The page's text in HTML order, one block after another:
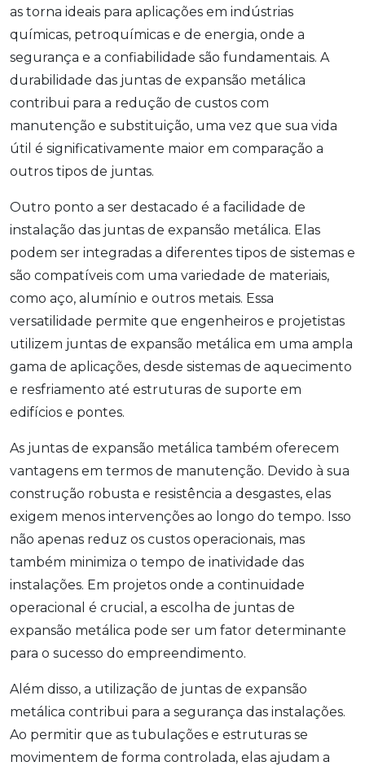
as torna ideais para aplicações em indústrias
químicas, petroquímicas e de energia, onde a
segurança e a confiabilidade são fundamentais. A
durabilidade das juntas de expansão metálica
contribui para a redução de custos com
manutenção e substituição, uma vez que sua vida
útil é significativamente maior em comparação a
outros tipos de juntas.
Outro ponto a ser destacado é a facilidade de
instalação das juntas de expansão metálica. Elas
podem ser integradas a diferentes tipos de sistemas e
são compatíveis com uma variedade de materiais,
como aço, alumínio e outros metais. Essa
versatilidade permite que engenheiros e projetistas
utilizem juntas de expansão metálica em uma ampla
gama de aplicações, desde sistemas de aquecimento
e resfriamento até estruturas de suporte em
edifícios e pontes.
As juntas de expansão metálica também oferecem
vantagens em termos de manutenção. Devido à sua
construção robusta e resistência a desgastes, elas
exigem menos intervenções ao longo do tempo. Isso
não apenas reduz os custos operacionais, mas
também minimiza o tempo de inatividade das
instalações. Em projetos onde a continuidade
operacional é crucial, a escolha de juntas de
expansão metálica pode ser um fator determinante
para o sucesso do empreendimento.
Além disso, a utilização de juntas de expansão
metálica contribui para a segurança das instalações.
Ao permitir que as tubulações e estruturas se
movimentem de forma controlada, elas ajudam a